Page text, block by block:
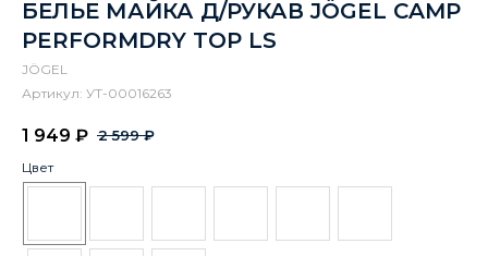
БЕЛЬЕ МАЙКА Д/РУКАВ JÖGEL CAMP
PERFORMDRY TOP LS
JÖGEL
Артикул: УТ-00016263
1 949 ₽ 2 599 ₽
Цвет